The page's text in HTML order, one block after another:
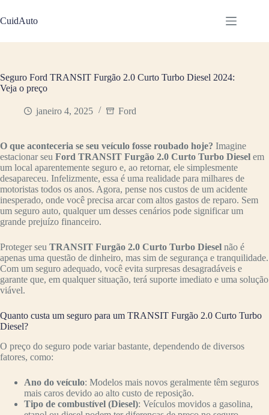
para
o
CuidAuto
Seguro Ford TRANSIT Furgão 2.0 Curto Turbo Diesel 2024:
Veja o preço
janeiro 4, 2025 Ford
O que aconteceria se seu veículo fosse roubado hoje? Imagine
estacionar seu Ford TRANSIT Furgão 2.0 Curto Turbo Diesel em
um local aparentemente seguro e, ao retornar, ele simplesmente
desapareceu. Infelizmente, essa é uma realidade para milhares de
motoristas todos os anos. Agora, pense nos custos de um acidente
inesperado, onde você precisa arcar com altos gastos de reparo. Sem
um seguro auto, qualquer um desses cenários pode significar um
grande prejuízo financeiro.
Proteger seu TRANSIT Furgão 2.0 Curto Turbo Diesel não é
apenas uma questão de dinheiro, mas sim de segurança e tranquilidade.
Com um seguro adequado, você evita surpresas desagradáveis e
garante que, em qualquer situação, terá suporte imediato e uma solução
viável.
Quanto custa um seguro para um TRANSIT Furgão 2.0 Curto Turbo
Diesel?
O preço do seguro pode variar bastante, dependendo de diversos
fatores, como:
Ano do veículo: Modelos mais novos geralmente têm seguros
mais caros devido ao alto custo de reposição.
Tipo de combustível (Diesel): Veículos movidos a gasolina,